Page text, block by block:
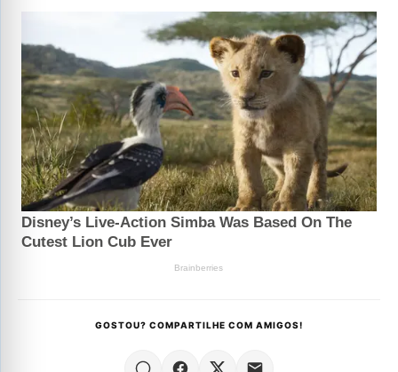
GOSTOU? COMPARTILHE COM AMIGOS!